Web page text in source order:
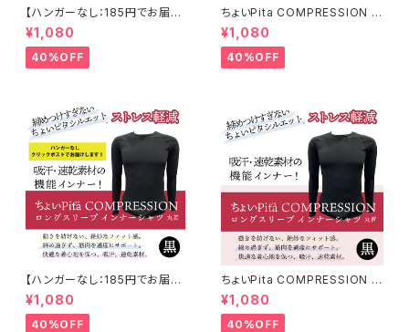
【ハンガーなし：185円でお届け
します】ちょいPita COMPRESS
ION ロングスリーブ インナーシ
ャツ 丸首 紺 5299
¥1,080
40%OFF
ちょいPita COMPRESSION ロ
ングスリーブ インナーシャツ 丸
首 紺 5299
¥1,080
40%OFF
【ハンガーなし：185円でお届け
します】ちょいPita COMPRESS
ION ロングスリーブ インナーシ
ャツ 丸首 黒 5299
¥1,080
40%OFF
ちょいPita COMPRESSION ロ
ングスリーブ インナーシャツ 丸
首 黒 5299
¥1,080
40%OFF